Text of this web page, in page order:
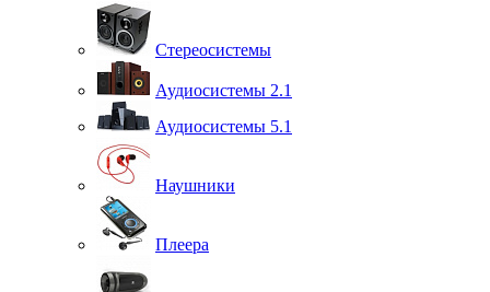
Стереосистемы
Аудиосистемы 2.1
Аудиосистемы 5.1
Наушники
Плеера